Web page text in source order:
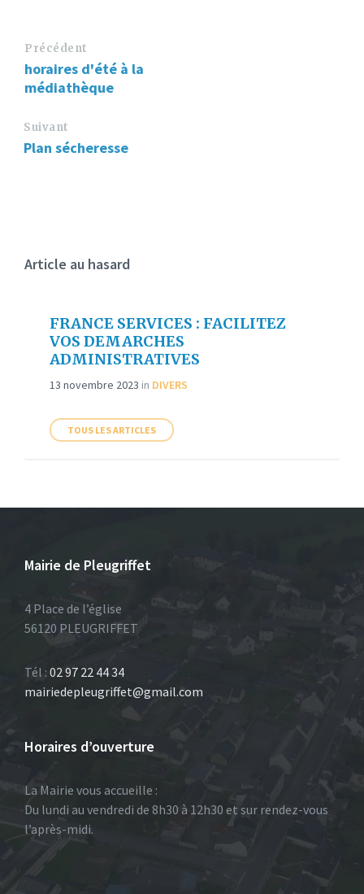
Précédent
horaires d'été à la
médiathèque
Suivant
Plan sécheresse
Article au hasard
FRANCE SERVICES : FACILITEZ
VOS DEMARCHES
ADMINISTRATIVES
13 novembre 2023 in DIVERS
TOUS LES ARTICLES
Mairie de Pleugriffet
4 Place de l’église
56120 PLEUGRIFFET
Tél : 02 97 22 44 34
mairiedepleugriffet@gmail.com
Horaires d’ouverture
La Mairie vous accueille :
Du lundi au vendredi de 8h30 à 12h30 et sur rendez-vous
l’après-midi.